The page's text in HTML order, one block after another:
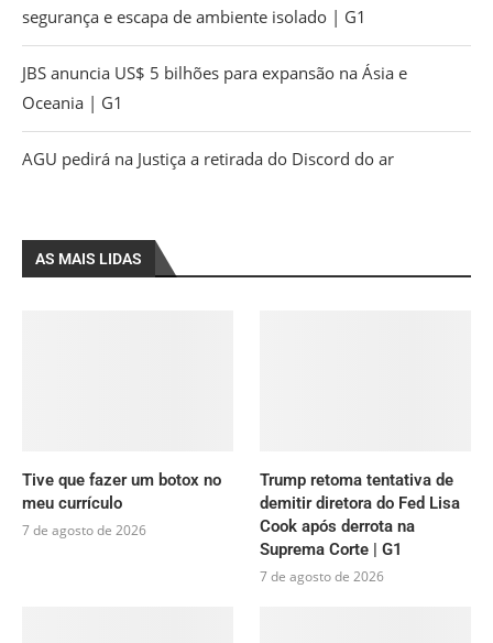
segurança e escapa de ambiente isolado | G1
JBS anuncia US$ 5 bilhões para expansão na Ásia e
Oceania | G1
AGU pedirá na Justiça a retirada do Discord do ar
AS MAIS LIDAS
Tive que fazer um botox no
meu currículo
7 de agosto de 2026
Trump retoma tentativa de
demitir diretora do Fed Lisa
Cook após derrota na
Suprema Corte | G1
7 de agosto de 2026